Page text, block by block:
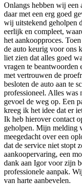
Onlangs hebben wij
daar met een erg goed
wij uitstekend geholpen
eerlijk en compleet,
het aankoopproces.
de auto keurig voor ons
liet zien dat alles goed
vragen te beantwoorden
met vertrouwen de
besloten de auto aan te
professioneel. Alles was
gevoel de weg op. Een
kreeg ik het idee dat er
Ik heb hierover contact
geholpen. Mijn melding
meegedacht over een
dat de service niet stopt
aankoopervaring, een
dank aan Igor voor zijn
professionele aanpak.
van harte aanbevelen.